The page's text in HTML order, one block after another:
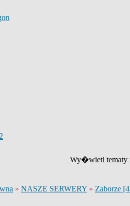
Wy�wietl tematy
» NASZE SERWERY » Zaborze